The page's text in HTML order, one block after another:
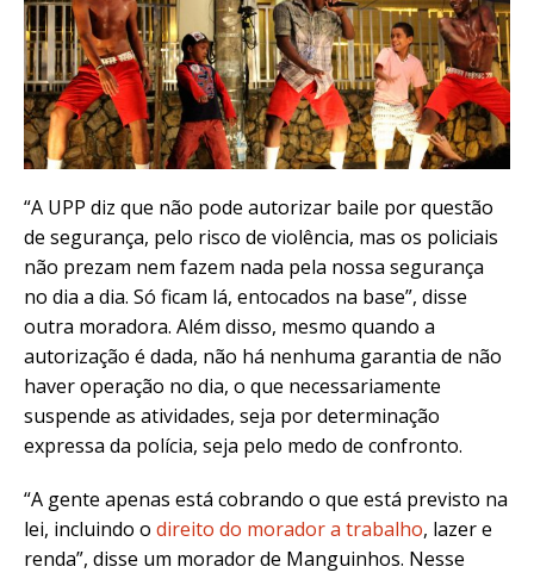
“A UPP diz que não pode autorizar baile por questão
de segurança, pelo risco de violência, mas os policiais
não prezam nem fazem nada pela nossa segurança
no dia a dia. Só ficam lá, entocados na base”, disse
outra moradora. Além disso, mesmo quando a
autorização é dada, não há nenhuma garantia de não
haver operação no dia, o que necessariamente
suspende as atividades, seja por determinação
expressa da polícia, seja pelo medo de confronto.
“A gente apenas está cobrando o que está previsto na
lei, incluindo o direito do morador a trabalho, lazer e
renda”, disse um morador de Manguinhos. Nesse